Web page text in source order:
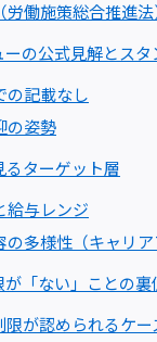
労働施策総合推進法
ーの公式見解とスタ
の記載なし
の姿勢
ターゲット層
給与レンジ
多様性（キャリア
「ない」ことの裏
が認められるケー